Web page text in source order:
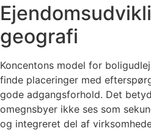
geografi
Koncentons model for
finde placeringer med
gode adgangsforhold. Det
omegnsbyer ikke ses som
og integreret del af